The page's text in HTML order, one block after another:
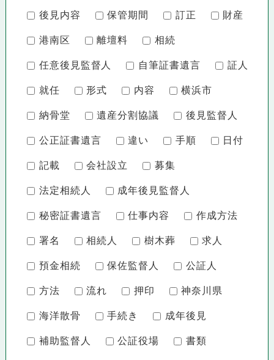
後見内容 保管期間 訂正 財産
港南区 離壇料 相続
任意後見監督人 自筆証書遺言 証人
就任 形式 内容 横浜市
納骨堂 遺産分割協議 後見監督人
公正証書遺言 違い 手順 日付
記載 会社設立 募集
法定相続人 成年後見監督人
秘密証書遺言 仕事内容 作成方法
署名 相続人 樹木葬 求人
預金相続 保佐監督人 公証人
方法 流れ 押印 神奈川県
海洋散骨 手続き 成年後見
補助監督人 公証役場 書類